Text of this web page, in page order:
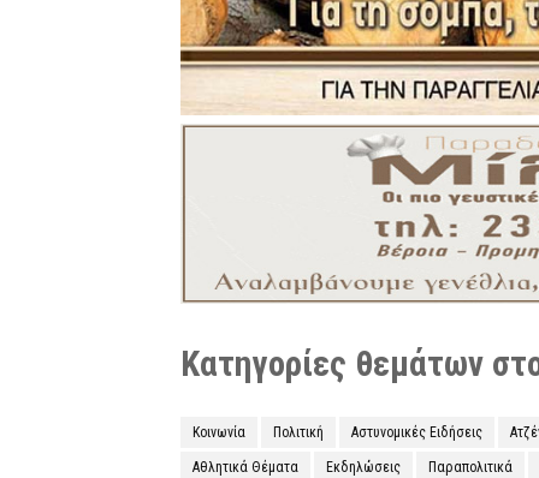
Κατηγορίες θεμάτων
Κοινωνία Πολιτική Αστυνομικές Ειδήσεις
Αθλητικά Θέματα Εκδηλώσεις Παραπολιτικά